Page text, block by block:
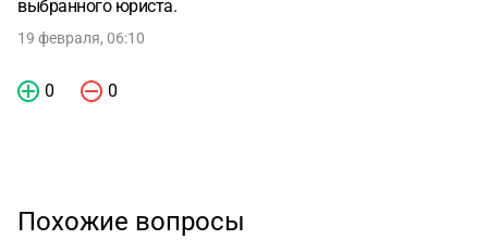
выбранного юриста.
19 февраля, 06:10
0 0
Похожие вопросы